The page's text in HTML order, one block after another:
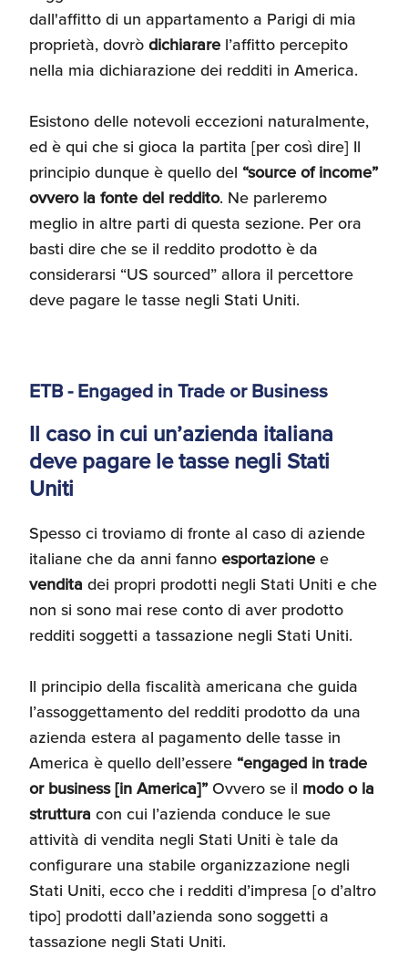
dall'affitto di un appartamento a Parigi di mia
proprietà, dovròdichiarare l’affitto percepito
nella mia dichiarazione dei redditi in America.
Esistono delle notevoli eccezioni naturalmente,
ed è qui che si gioca la partita [per così dire] Il
principio dunque è quello del “source of income”
ovvero la fonte del reddito. Ne parleremo
meglio in altre parti di questa sezione. Per ora
basti dire che se il reddito prodotto è da
considerarsi “US sourced” allora il percettore
deve pagare le tasse negli Stati Uniti.
ETB - Engaged in Trade or Business
Il caso in cui un’azienda italiana
deve pagare le tasse negli Stati
Uniti
Spesso ci troviamo di fronte al caso di aziende
italiane che da anni fannoesportazionee
vendita dei propri prodotti negli Stati Uniti e che
non si sono mai rese conto di aver prodotto
redditi soggetti a tassazione negli Stati Uniti.
Il principio della fiscalità americana che guida
l’assoggettamento del redditi prodotto da una
azienda estera al pagamento delle tasse in
America è quello dell’essere “engaged in trade
or business [in America]”Ovvero se il modo o la
struttura con cui l’azienda conduce le sue
attività di vendita negli Stati Uniti è tale da
configurare una stabile organizzazione negli
Stati Uniti, ecco che i redditi d’impresa [o d’altro
tipo] prodotti dall’azienda sono soggetti a
tassazione negli Stati Uniti.